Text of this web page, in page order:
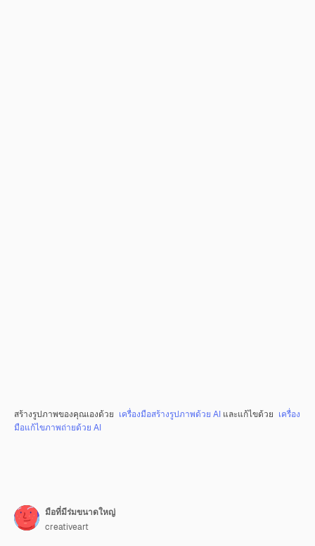
สร้างรูปภาพของคุณเองด้วย เครื่องมือสร้างรูปภาพด้วย AI และแก้ไขด้วย เครื่อง
มือแก้ไขภาพถ่ายด้วย AI
มือที่มีร่มขนาดใหญ่
creativeart